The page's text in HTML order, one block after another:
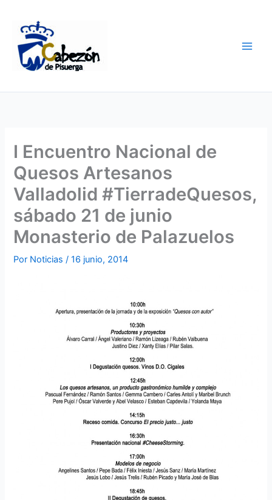
contenido
I Encuentro Nacional de
Quesos Artesanos
Valladolid #TierradeQuesos,
sábado 21 de junio
Monasterio de Palazuelos
Por Noticias/16 junio, 2014